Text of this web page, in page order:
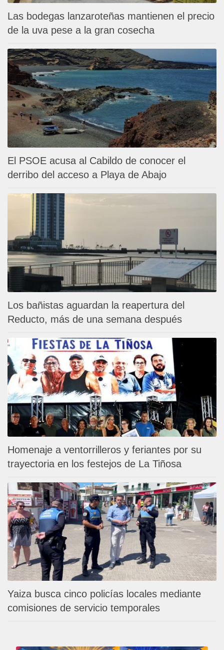
Las bodegas lanzaroteñas mantienen el precio
de la uva pese a la gran cosecha
El PSOE acusa al Cabildo de conocer el
derribo del acceso a Playa de Abajo
Los bañistas aguardan la reapertura del
Reducto, más de una semana después
Homenaje a ventorrilleros y feriantes por su
trayectoria en los festejos de La Tiñosa
Yaiza busca cinco policías locales mediante
comisiones de servicio temporales